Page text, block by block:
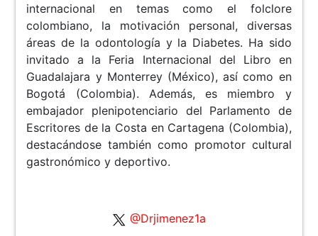
internacional en temas como el folclore
colombiano, la motivación personal, diversas
áreas de la odontología y la Diabetes. Ha sido
invitado a la Feria Internacional del Libro en
Guadalajara y Monterrey (México), así como en
Bogotá (Colombia). Además, es miembro y
embajador plenipotenciario del Parlamento de
Escritores de la Costa en Cartagena (Colombia),
destacándose también como promotor cultural
gastronómico y deportivo.
@Drjimenez1a